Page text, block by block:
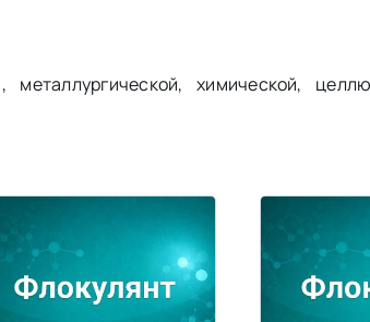
металлургической, химической,